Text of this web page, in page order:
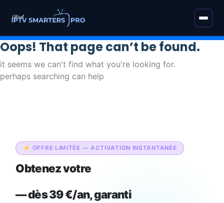
Oops! That page can’t be found.
it seems we can't find what you're looking for.
perhaps searching can help
⚡ OFFRE LIMITÉE — ACTIVATION INSTANTANÉE
Obtenez votre
— dès 39 €/an, garanti